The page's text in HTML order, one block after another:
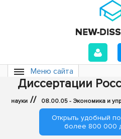
Меню сайта
Диссертации
науки // 08.00.05 - Экономика и
Открыть удобный
более 800 000